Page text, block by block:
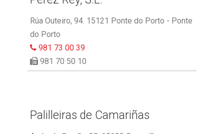
Rúa Outeiro, 94. 15121 Ponte do Porto - Ponte
do Porto
981 73 00 39
981 70 50 10
Palilleiras de Camariñas